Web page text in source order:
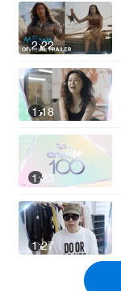
2:22
1:18
1:23
1:27